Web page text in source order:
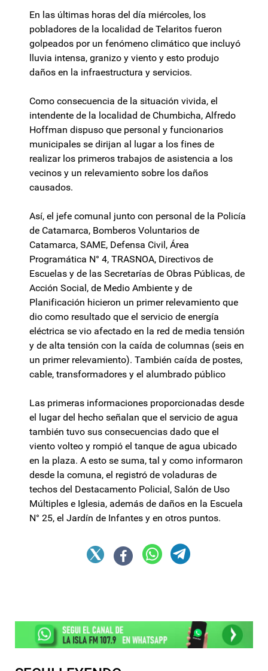
En las últimas horas del día miércoles, los
pobladores de la localidad de Telaritos fueron
golpeados por un fenómeno climático que incluyó
lluvia intensa, granizo y viento y esto produjo
daños en la infraestructura y servicios.
Como consecuencia de la situación vivida, el
intendente de la localidad de Chumbicha, Alfredo
Hoffman dispuso que personal y funcionarios
municipales se dirijan al lugar a los fines de
realizar los primeros trabajos de asistencia a los
vecinos y un relevamiento sobre los daños
causados.
Así, el jefe comunal junto con personal de la Policía
de Catamarca, Bomberos Voluntarios de
Catamarca, SAME, Defensa Civil, Área
Programática N° 4, TRASNOA, Directivos de
Escuelas y de las Secretarías de Obras Públicas, de
Acción Social, de Medio Ambiente y de
Planificación hicieron un primer relevamiento que
dio como resultado que el servicio de energía
eléctrica se vio afectado en la red de media tensión
y de alta tensión con la caída de columnas (seis en
un primer relevamiento). También caída de postes,
cable, transformadores y el alumbrado público
Las primeras informaciones proporcionadas desde
el lugar del hecho señalan que el servicio de agua
también tuvo sus consecuencias dado que el
viento volteo y rompió el tanque de agua ubicado
en la plaza. A esto se suma, tal y como informaron
desde la comuna, el registró de voladuras de
techos del Destacamento Policial, Salón de Uso
Múltiples e Iglesia, además de daños en la Escuela
N° 25, el Jardín de Infantes y en otros puntos.